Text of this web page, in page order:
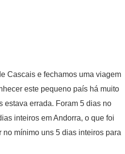
Cascais e fechamos uma viagem
este pequeno país há muito
estava errada. Foram 5 dias no
inteiros em Andorra, o que foi
mínimo uns 5 dias inteiros para